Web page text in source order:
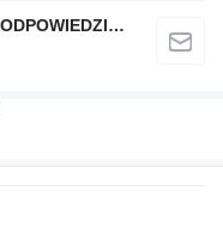
QINDITO SPÓŁKA Z OGRANICZONĄ ODPOWIEDZIALNOŚCIĄ